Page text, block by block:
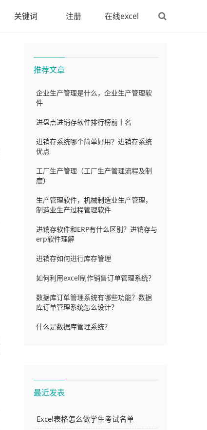
关键词 注册 在线excel
推荐文章
企业生产管理是什么，企业生产管理软
件
进盘点进销存软件排行榜前十名
进销存系统哪个简单好用？进销存系统
优点
工厂生产管理（工厂生产管理流程及制
度）
生产管理软件，机械制造业生产管理，
制造业生产过程管理软件
进销存软件和ERP有什么区别？进销存与
erp软件理解
进销存如何进行库存管理
如何利用excel制作销售订单管理系统？
数据库订单管理系统有哪些功能？数据
库订单管理系统怎么设计？
什么是数据库管理系统？
最近发表
Excel表格怎么做学生考试名单